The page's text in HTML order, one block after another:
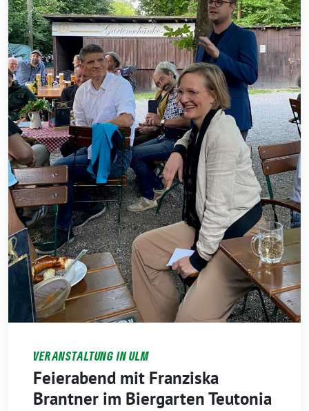
VERANSTALTUNG IN ULM
Feierabend mit Franziska
Brantner im Biergarten Teutonia